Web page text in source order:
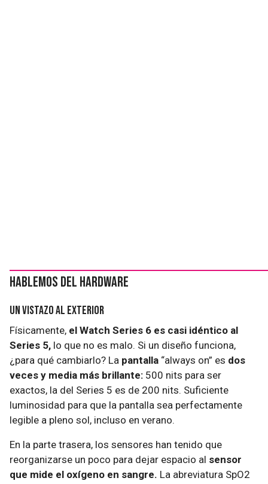
Hablemos del hardware
Un vistazo al exterior
Físicamente, el Watch Series 6 es casi idéntico al
Series 5, lo que no es malo. Si un diseño funciona,
¿para qué cambiarlo? La pantalla “always on” es dos
veces y media más brillante: 500 nits para ser
exactos, la del Series 5 es de 200 nits. Suficiente
luminosidad para que la pantalla sea perfectamente
legible a pleno sol, incluso en verano.
En la parte trasera, los sensores han tenido que
reorganizarse un poco para dejar espacio al sensor
que mide el oxígeno en sangre. La abreviatura SpO2